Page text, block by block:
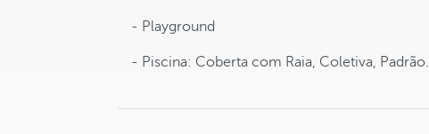
- Playground
- Piscina: Coberta com Raia, Coletiva, Padrão.